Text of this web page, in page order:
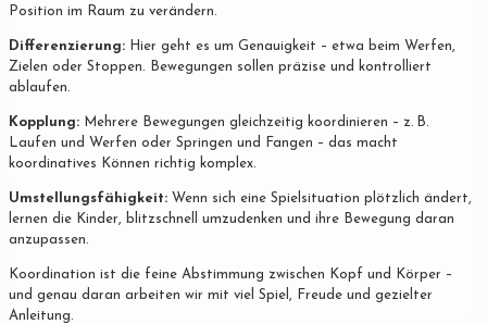
Position im Raum zu verändern.
Differenzierung: Hier geht es um Genauigkeit – etwa beim Werfen,
Zielen oder Stoppen. Bewegungen sollen präzise und kontrolliert
ablaufen.
Kopplung: Mehrere Bewegungen gleichzeitig koordinieren – z. B.
Laufen und Werfen oder Springen und Fangen – das macht
koordinatives Können richtig komplex.
Umstellungsfähigkeit: Wenn sich eine Spielsituation plötzlich ändert,
lernen die Kinder, blitzschnell umzudenken und ihre Bewegung daran
anzupassen.
Koordination ist die feine Abstimmung zwischen Kopf und Körper –
und genau daran arbeiten wir mit viel Spiel, Freude und gezielter
Anleitung.